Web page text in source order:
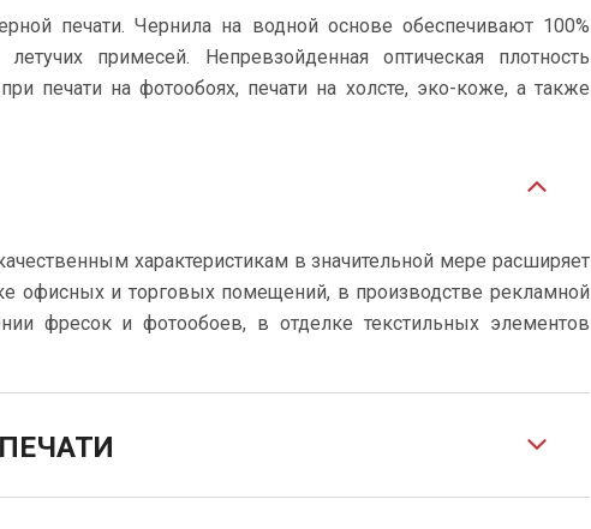
печати. Чернила на водной основе обеспечивают 100%
примесей. Непревзойденная оптическая плотность
печати на фотообоях, печати на холсте, эко-коже, а также
характеристикам в значительной мере расширяет
офисных и торговых помещений, в производстве рекламной
фресок и фотообоев, в отделке текстильных элементов